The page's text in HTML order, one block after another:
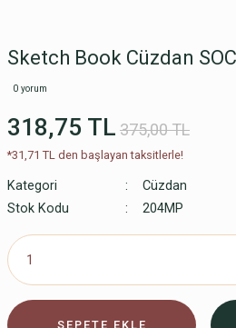
Sketch Book Cüzdan
0 yorum
318,75 TL 375,00 TL
*31,71 TL den başlayan taksitlerle!
Kategori
Cüzdan
Stok Kodu
204MP
SEPETE EKLE